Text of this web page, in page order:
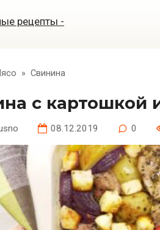
» Свинина
с
08.12.2019 0